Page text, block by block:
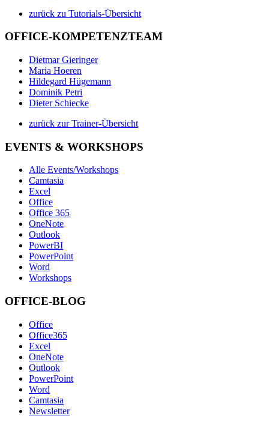
zurück zu Tutorials-Übersicht
OFFICE-KOMPETENZTEAM
Dietmar Gieringer
Maria Hoeren
Hildegard Hügemann
Dominik Petri
Dieter Schiecke
zurück zur Trainer-Übersicht
EVENTS & WORKSHOPS
Alle Events/Workshops
Camtasia
Excel
Office
Office 365
OneNote
Outlook
PowerBI
PowerPoint
Word
Workshops
OFFICE-BLOG
Office
Office365
Excel
OneNote
Outlook
PowerPoint
Word
Camtasia
Newsletter